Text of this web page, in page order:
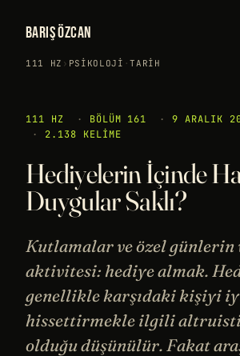
BARIŞ ÖZCAN
111 HZ › PSIKOLOJI ·TARIH
111 HZ · BÖLÜM 161 · 9 ARALIK
·
2.138 KELIME
Hediyelerin İçinde
Duygular Saklı?
Kutlamalar ve özel günlerin
aktivitesi: hediye almak.
genellikle karşıdaki kişiyi
hissettirmekle ilgili
olduğu düşünülür. Fakat